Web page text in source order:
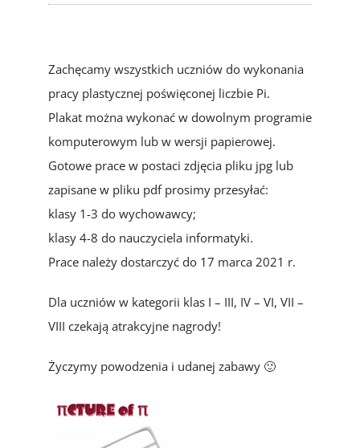
Zachęcamy wszystkich uczniów do wykonania
pracy plastycznej poświęconej liczbie Pi.
Plakat można wykonać w dowolnym programie
komputerowym lub w wersji papierowej.
Gotowe prace w postaci zdjęcia pliku jpg lub
zapisane w pliku pdf prosimy przesyłać:
klasy 1-3 do wychowawcy;
klasy 4-8 do nauczyciela informatyki.
Prace należy dostarczyć do 17 marca 2021 r.
Dla uczniów w kategorii klas I – III, IV – VI, VII –
VIII czekają atrakcyjne nagrody!
Życzymy powodzenia i udanej zabawy 🙂